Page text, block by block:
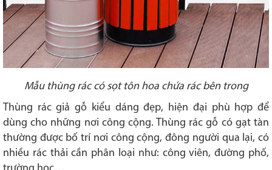
Mẫu thùng rác có sọt tôn hoa chứa rác bên trong
Thùng rác giả gỗ kiểu dáng đẹp, hiện đại phù hợp để
dùng cho những nơi công cộng. Thùng rác gỗ có gạt tàn
thường được bố trí nơi công cộng, đông người qua lại, có
nhiều rác thải cần phân loại như: công viên, đường phố,